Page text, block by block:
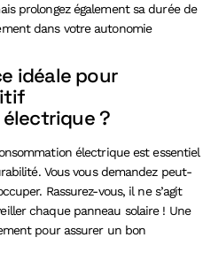
prolongez également sa durée de
dans votre autonomie
idéale pour
?
électrique est essentiel
Vous vous demandez peut-
Rassurez-vous, il ne s’agit
chaque panneau solaire ! Une
pour assurer un bon